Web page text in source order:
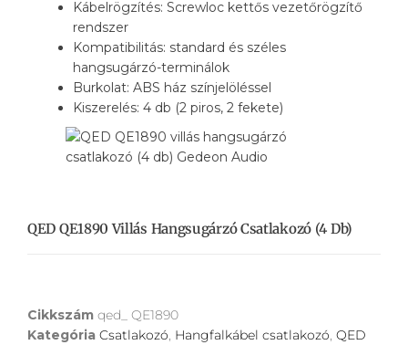
Kábelrögzítés: Screwloc kettős vezetőrögzítő
rendszer
Kompatibilitás: standard és széles
hangsugárzó-terminálok
Burkolat: ABS ház színjelöléssel
Kiszerelés: 4 db (2 piros, 2 fekete)
QED QE1890 Villás Hangsugárzó Csatlakozó (4 Db)
Cikkszám qed_ QE1890
Kategória Csatlakozó, Hangfalkábel csatlakozó, QED